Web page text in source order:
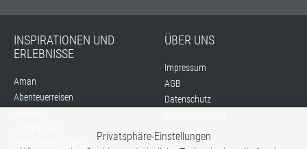
INSPIRATIONEN UND
ERLEBNISSE
Aman
Abenteuerreisen
ÜBER UNS
Impressum
AGB
Datenschutz
nova reisen
Anfahrt
Privatsphäre-Einstellungen